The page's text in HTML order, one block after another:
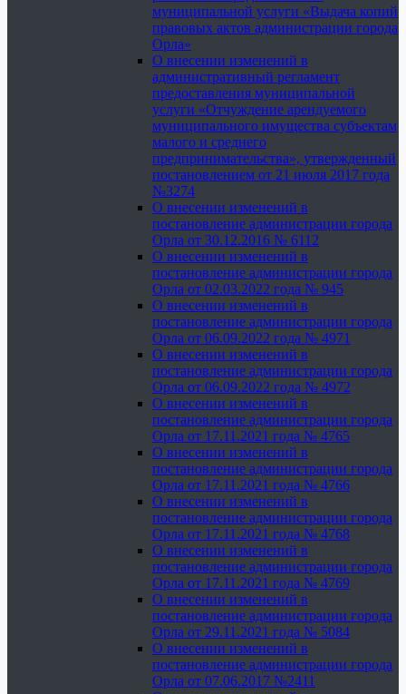
муниципальной услуги «Выдача копий
правовых актов администрации города
Орла»
О внесении изменений в
административный регламент
предоставления муниципальной
услуги «Отчуждение арендуемого
муниципального имущества субъектам
малого и среднего
предпринимательства», утвержденный
постановлением от 21 июля 2017 года
№3274
О внесении изменений в
постановление администрации города
Орла от 30.12.2016 № 6112
О внесении изменений в
постановление администрации города
Орла от 02.03.2022 года № 945
О внесении изменений в
постановление администрации города
Орла от 06.09.2022 года № 4971
О внесении изменений в
постановление администрации города
Орла от 06.09.2022 года № 4972
О внесении изменений в
постановление администрации города
Орла от 17.11.2021 года № 4765
О внесении изменений в
постановление администрации города
Орла от 17.11.2021 года № 4766
О внесении изменений в
постановление администрации города
Орла от 17.11.2021 года № 4768
О внесении изменений в
постановление администрации города
Орла от 17.11.2021 года № 4769
О внесении изменений в
постановление администрации города
Орла от 29.11.2021 года № 5084
О внесении изменений в
постановление администрации города
Орла от 07.06.2017 №2411